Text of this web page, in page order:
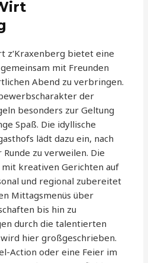
z‘Kraxenberg bietet eine
mit Freunden
Abend zu verbringen.
der
besonders zur Geltung
Spaß. Die idyllische
lädt dazu ein, nach
zu verweilen. Die
kreativen Gerichten auf
und regional zubereitet
Mittagsmenüs über
bis hin zu
durch die talentierten
wird hier großgeschrieben.
Action oder eine Feier im